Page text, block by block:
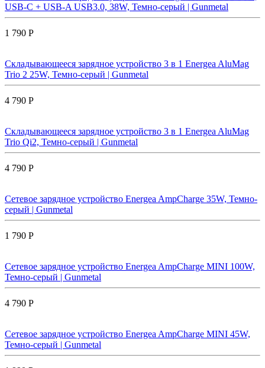
USB-C + USB-A USB3.0, 38W, Темно-серый | Gunmetal
1 790 Р
Складывающееся зарядное устройство 3 в 1 Energea AluMag
Trio 2 25W, Темно-серый | Gunmetal
4 790 Р
Складывающееся зарядное устройство 3 в 1 Energea AluMag
Trio Qi2, Темно-серый | Gunmetal
4 790 Р
Сетевое зарядное устройство Energea AmpCharge 35W, Темно-
серый | Gunmetal
1 790 Р
Сетевое зарядное устройство Energea AmpCharge MINI 100W,
Темно-серый | Gunmetal
4 790 Р
Сетевое зарядное устройство Energea AmpCharge MINI 45W,
Темно-серый | Gunmetal